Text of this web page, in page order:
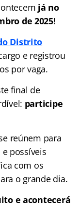
já no
de 2025!
Distrito
e registrou
por vaga.
final de
participe
reúnem para
possíveis
com os
o grande dia.
e acontecerá